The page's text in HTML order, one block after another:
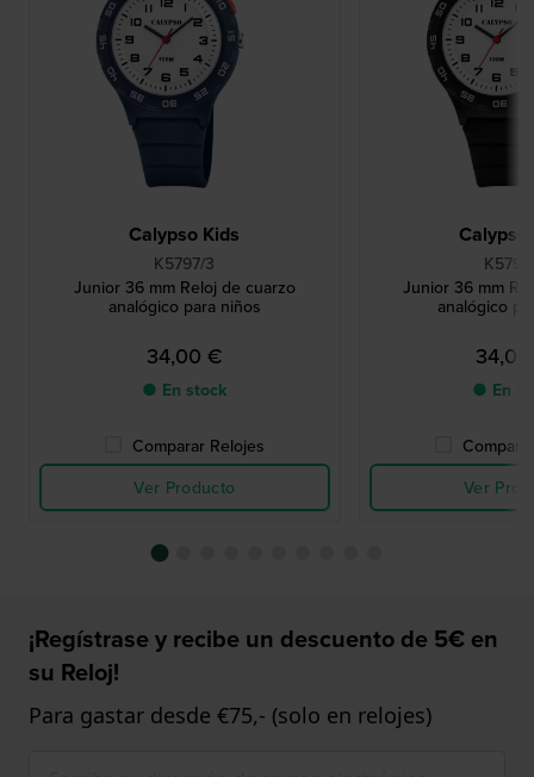
Calypso Kids
K5797/3
Junior 36 mm Reloj de cuarzo
analógico para niños
34,00 €
● En stock
Comparar Relojes
Ver Producto
Calypso
Junior 36 mm
analógico
● En
Ver
¡Regístrase y recibe un descuento de 5€ en
su Reloj!
Para gastar desde €75,- (solo en relojes)